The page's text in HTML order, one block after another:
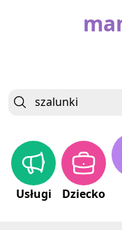
Usługi Dziecko